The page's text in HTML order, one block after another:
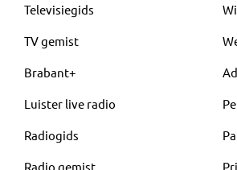
Televisiegids
TV gemist
Brabant+
Luister live radio
Radiogids
Radio gemist